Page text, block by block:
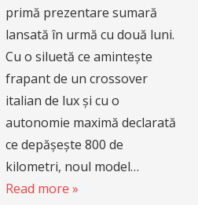
primă prezentare sumară
lansată în urmă cu două luni.
Cu o siluetă ce amintește
frapant de un crossover
italian de lux și cu o
autonomie maximă declarată
ce depășește 800 de
kilometri, noul model…
Read more »